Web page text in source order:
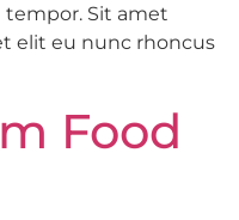
Sit amet
elit eu nunc rhoncus
Food